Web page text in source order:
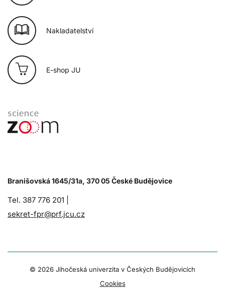
Nakladatelství
E-shop JU
Branišovská 1645/31a, 370 05 České Budějovice
Tel. 387 776 201 |
sekret-fpr@prf.jcu.cz
© 2026 Jihočeská univerzita v Českých Budějovicích
Cookies